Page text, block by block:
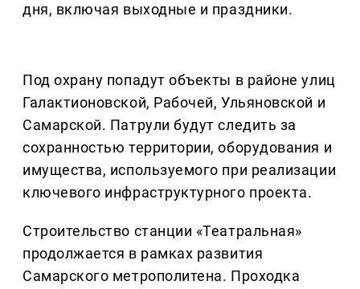
дня, включая выходные и праздники.
Под охрану попадут объекты в районе улиц
Галактионовской, Рабочей, Ульяновской и
Самарской. Патрули будут следить за
сохранностью территории, оборудования и
имущества, используемого при реализации
ключевого инфраструктурного проекта.
Строительство станции «Театральная»
продолжается в рамках развития
Самарского метрополитена. Проходка